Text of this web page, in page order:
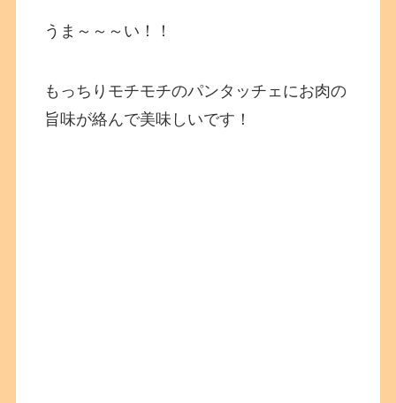
うま～～～い！！
もっちりモチモチのパンタッチェにお肉の
旨味が絡んで美味しいです！